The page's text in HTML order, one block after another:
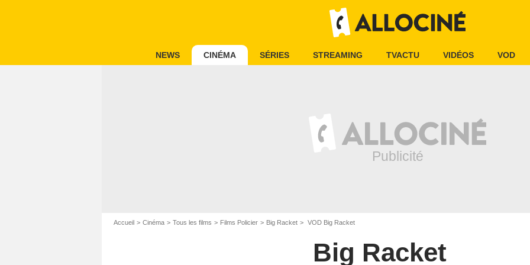
NEWS CINÉMA SÉRIES STREAMING TVACTU VIDÉOS VOD
Accueil Cinéma Tous les films Films Policier Big Racket VOD Big Racket
Big Racket